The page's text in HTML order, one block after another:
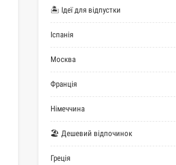
🏝 Ідеї для відпустки
Іспанія
Москва
Франція
Німеччина
🏖 Дешевий відпочинок
Греція